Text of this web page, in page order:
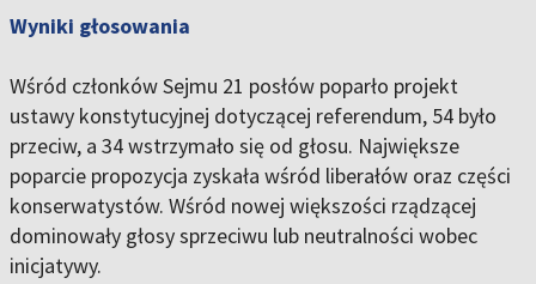
Wyniki głosowania
Wśród członków Sejmu 21 posłów poparło projekt
ustawy konstytucyjnej dotyczącej referendum, 54 było
przeciw, a 34 wstrzymało się od głosu. Największe
poparcie propozycja zyskała wśród liberałów oraz części
konserwatystów. Wśród nowej większości rządzącej
dominowały głosy sprzeciwu lub neutralności wobec
inicjatywy.